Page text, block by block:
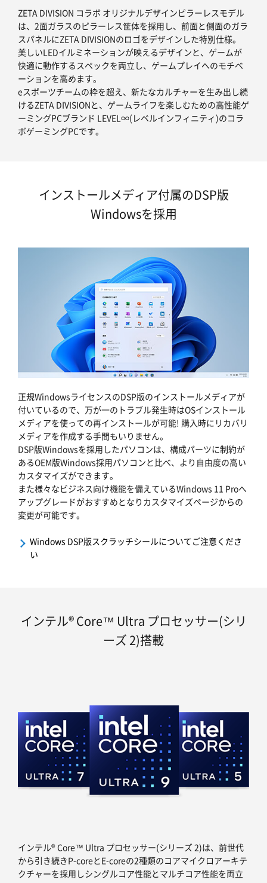
ZETA DIVISION コラボ オリジナルデザインピラーレスモデル
は、2面ガラスのピラーレス筐体を採用し、前面と側面のガラ
スパネルにZETA DIVISIONのロゴをデザインした特別仕様。
美しいLEDイルミネーションが映えるデザインと、ゲームが
快適に動作するスペックを両立し、ゲームプレイへのモチベ
ーションを高めます。
eスポーツチームの枠を超え、新たなカルチャーを生み出し続
けるZETA DIVISIONと、ゲームライフを楽しむための高性能ゲ
ーミングPCブランド LEVEL∞(レベルインフィニティ)のコラ
ボゲーミングPCです。
インストールメディア付属のDSP版
Windowsを採用
正規WindowsライセンスのDSP版のインストールメディアが
付いているので、万が一のトラブル発生時はOSインストール
メディアを使っての再インストールが可能! 購入時にリカバリ
メディアを作成する手間もいりません。
DSP版Windowsを採用したパソコンは、構成パーツに制約が
あるOEM版Windows採用パソコンと比べ、より自由度の高い
カスタマイズができます。
また様々なビジネス向け機能を備えているWindows 11 Proへ
アップグレードがおすすめとなりカスタマイズページからの
変更が可能です。
Windows DSP版スクラッチシールについてご注意くださ
い
インテル® Core™ Ultra プロセッサー(シリ
ーズ 2)搭載
インテル® Core™ Ultra プロセッサー(シリーズ 2)は、前世代
から引き続きP-coreとE-coreの2種類のコアマイクロアーキテ
クチャーを採用しシングルコア性能とマルチコア性能を両立